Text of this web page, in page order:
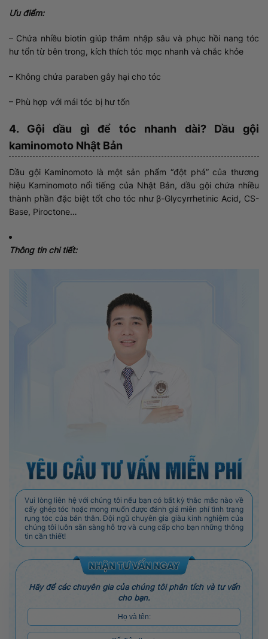
Ưu điểm:
– Chứa nhiều biotin giúp thâm nhập sâu và phục hồi nang tóc
hư tổn từ bên trong, kích thích tóc mọc nhanh và chắc khỏe
– Không chứa paraben gây hại cho tóc
– Phù hợp với mái tóc bị hư tổn
4. Gội dầu gì để tóc nhanh dài? Dầu gội
kaminomoto Nhật Bản
Dầu gội Kaminomoto là một sản phẩm “đột phá” của thương
hiệu Kaminomoto nổi tiếng của Nhật Bản, dầu gội chứa nhiều
thành phần đặc biệt tốt cho tóc như β-Glycyrrhetinic Acid, CS-
Base, Piroctone…
Thông tin chi tiết:
Vui lòng liên hệ với chúng tôi nếu bạn có bất kỳ thắc mắc nào về
cấy ghép tóc hoặc mong muốn được đánh giá miễn phí tình trạng
rụng tóc của bản thân. Đội ngũ chuyên gia giàu kinh nghiệm của
chúng tôi luôn sẵn sàng hỗ trợ và cung cấp cho bạn những thông
tin cần thiết!
Hãy để các chuyên gia của chúng tôi phân tích và tư vấn
cho bạn.